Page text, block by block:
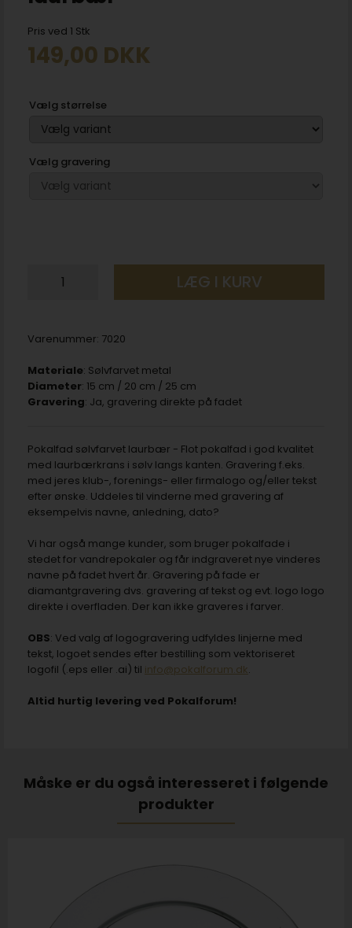
Pris ved 1 Stk
149,00 DKK
Vælg størrelse
Vælg gravering
LÆG I KURV
Varenummer: 7020
Materiale: Sølvfarvet metal
Diameter: 15 cm / 20 cm / 25 cm
Gravering: Ja, gravering direkte på fadet
Pokalfad sølvfarvet laurbær - Flot pokalfad i god kvalitet
med laurbærkrans i sølv langs kanten. Gravering f.eks.
med jeres klub-, forenings- eller firmalogo og/eller tekst
efter ønske. Uddeles til vinderne med gravering af
eksempelvis navne, anledning, dato?
Vi har også mange kunder, som bruger pokalfade i
stedet for vandrepokaler og får indgraveret nye vinderes
navne på fadet hvert år. Gravering på fade er
diamantgravering dvs. gravering af tekst og evt. logo logo
direkte i overfladen. Der kan ikke graveres i farver.
OBS: Ved valg af logogravering udfyldes linjerne med
tekst, logoet sendes efter bestilling som vektoriseret
logofil (.eps eller .ai) til info@pokalforum.dk.
Altid hurtig levering ved Pokalforum!
Måske er du også interesseret i følgende
produkter